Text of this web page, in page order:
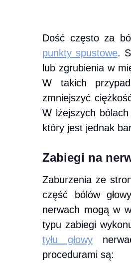
Dość często za
punkty spustowe.
lub zgrubienia w
W takich
zmniejszyć
W lżejszych
który jest jednak
Zabiegi na
Zaburzenia ze
część bólów
nerwach mogą w
typu zabiegi
tyłu głowy
procedurami są: